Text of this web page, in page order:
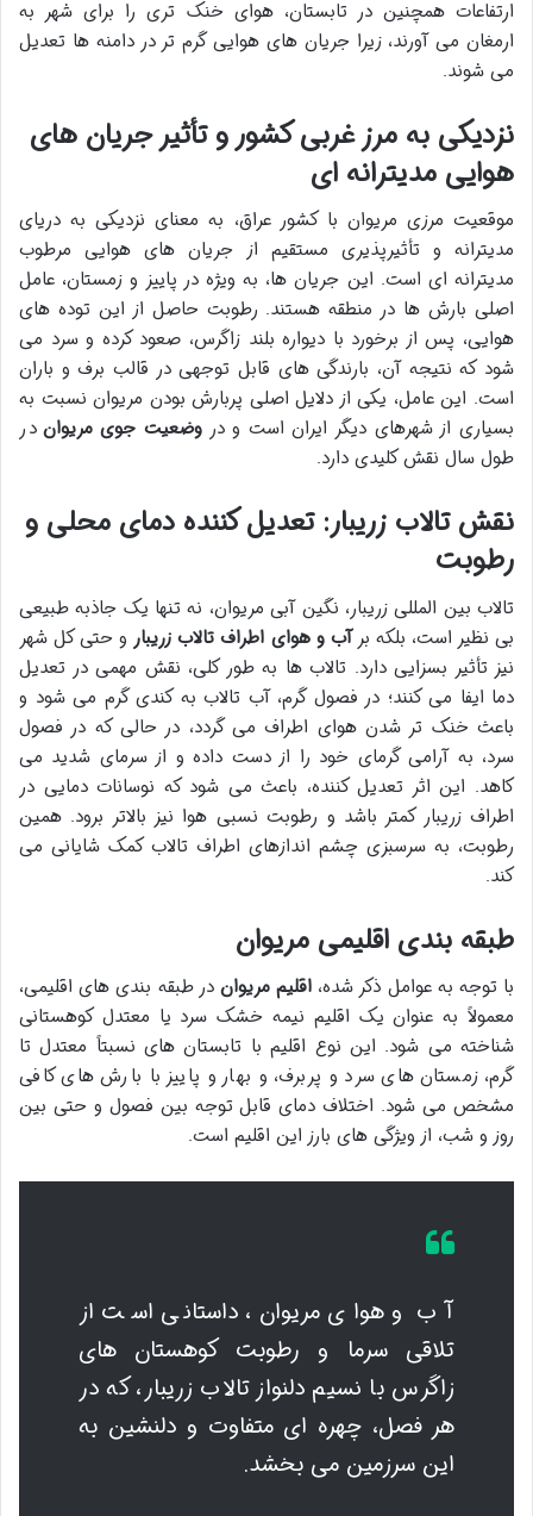
ارتفاعات همچنین در تابستان، هوای خنک تری را برای شهر به
ارمغان می آورند، زیرا جریان های هوایی گرم تر در دامنه ها تعدیل
می شوند.
نزدیکی به مرز غربی کشور و تأثیر جریان های
هوایی مدیترانه ای
موقعیت مرزی مریوان با کشور عراق، به معنای نزدیکی به دریای
مدیترانه و تأثیرپذیری مستقیم از جریان های هوایی مرطوب
مدیترانه ای است. این جریان ها، به ویژه در پاییز و زمستان، عامل
اصلی بارش ها در منطقه هستند. رطوبت حاصل از این توده های
هوایی، پس از برخورد با دیواره بلند زاگرس، صعود کرده و سرد می
شود که نتیجه آن، بارندگی های قابل توجهی در قالب برف و باران
است. این عامل، یکی از دلایل اصلی پربارش بودن مریوان نسبت به
بسیاری از شهرهای دیگر ایران است و دروضعیت جوی مریوان در
طول سال نقش کلیدی دارد.
نقش تالاب زریبار: تعدیل کننده دمای محلی و
رطوبت
تالاب بین المللی زریبار، نگین آبی مریوان، نه تنها یک جاذبه طبیعی
بی نظیر است، بلکه برآب و هوای اطراف تالاب زریبار و حتی کل شهر
نیز تأثیر بسزایی دارد. تالاب ها به طور کلی، نقش مهمی در تعدیل
دما ایفا می کنند؛ در فصول گرم، آب تالاب به کندی گرم می شود و
باعث خنک تر شدن هوای اطراف می گردد، در حالی که در فصول
سرد، به آرامی گرمای خود را از دست داده و از سرمای شدید می
کاهد. این اثر تعدیل کننده، باعث می شود که نوسانات دمایی در
اطراف زریبار کمتر باشد و رطوبت نسبی هوا نیز بالاتر برود. همین
رطوبت، به سرسبزی چشم اندازهای اطراف تالاب کمک شایانی می
کند.
طبقه بندی اقلیمی مریوان
با توجه به عوامل ذکر شده، اقلیم مریوان در طبقه بندی های اقلیمی،
معمولاً به عنوان یک اقلیم نیمه خشک سرد یا معتدل کوهستانی
شناخته می شود. این نوع اقلیم با تابستان های نسبتاً معتدل تا
گرم، زمستان های سرد و پربرف، و بهار و پاییز با بارش های کافی
مشخص می شود. اختلاف دمای قابل توجه بین فصول و حتی بین
روز و شب، از ویژگی های بارز این اقلیم است.
آب و هوای مریوان، داستانی است از
تلاقی سرما و رطوبت کوهستان های
زاگرس با نسیم دلنواز تالاب زریبار، که در
هر فصل، چهره ای متفاوت و دلنشین به
این سرزمین می بخشد.